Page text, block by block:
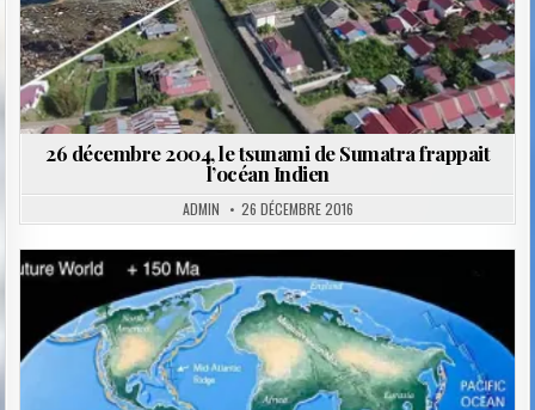
26 décembre 2004, le tsunami de Sumatra frappait
l’océan Indien
ADMIN 26 DÉCEMBRE 2016
Posted
in